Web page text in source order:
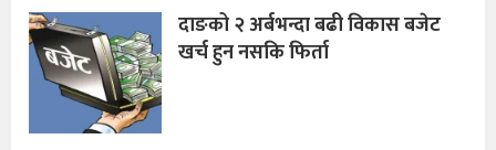
दाङको २ अर्बभन्दा बढी विकास बजेट
खर्च हुन नसकि फिर्ता